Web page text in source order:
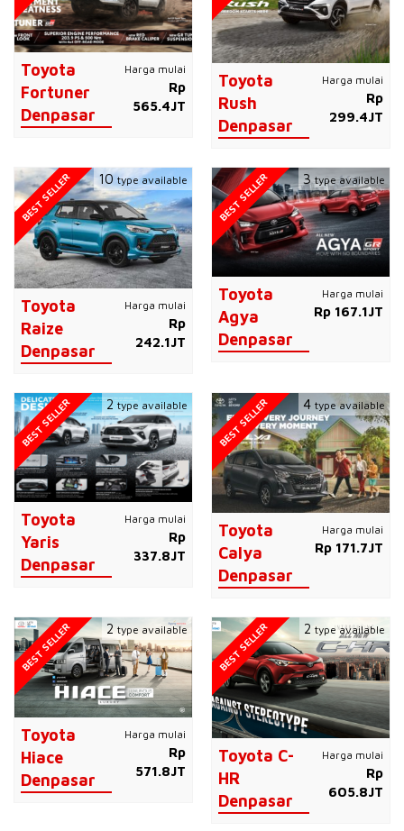
Toyota
Fortuner
Denpasar
Harga mulai
Rp
565.4JT
Toyota
Rush
Denpasar
Harga mulai
Rp
299.4JT
Toyota
Raize
Denpasar
Harga mulai
Rp
242.1JT
BEST SELLER 10 type available
Toyota
Agya
Denpasar
Harga mulai
Rp 167.1JT
BEST SELLER 3type available
Toyota
Yaris
Denpasar
Harga mulai
Rp
337.8JT
BEST SELLER 2type available
Toyota
Calya
Denpasar
Harga mulai
Rp 171.7JT
BEST SELLER 4 type available
Toyota
Hiace
Denpasar
Harga mulai
Rp
571.8JT
BEST SELLER 2type available
Toyota C-
HR
Denpasar
Harga mulai
Rp
605.8JT
BEST SELLER 2 type available